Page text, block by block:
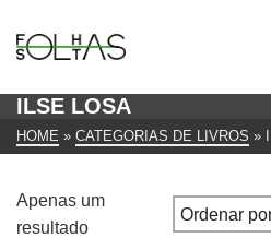
ILSE LOSA
HOME » CATEGORIAS DE LIVROS »
Apenas um
resultado